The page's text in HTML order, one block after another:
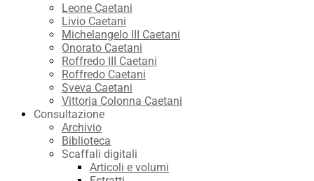
Leone Caetani
Livio Caetani
Michelangelo III Caetani
Onorato Caetani
Roffredo III Caetani
Roffredo Caetani
Sveva Caetani
Vittoria Colonna Caetani
Consultazione
Archivio
Biblioteca
Scaffali digitali
Articoli e volumi